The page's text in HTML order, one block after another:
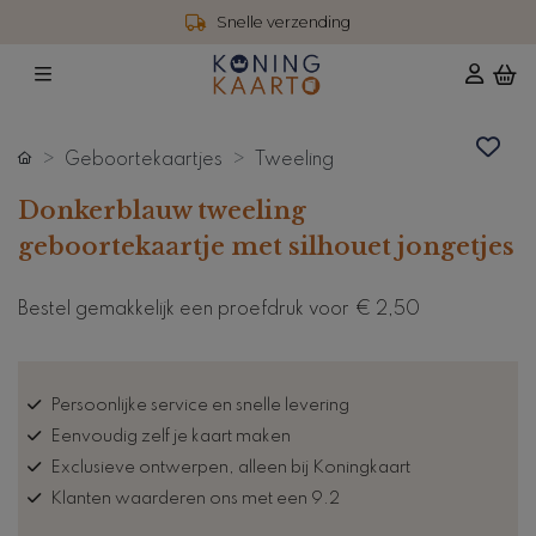
Snelle verzending
Geboortekaartjes Tweeling
Donkerblauw tweeling
geboortekaartje met silhouet jongetjes
Bestel gemakkelijk een proefdruk voor € 2,50
Persoonlijke service en snelle levering
Eenvoudig zelf je kaart maken
Exclusieve ontwerpen, alleen bij Koningkaart
Klanten waarderen ons met een 9.2